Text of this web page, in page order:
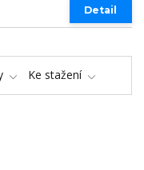
Detail
Ke stažení